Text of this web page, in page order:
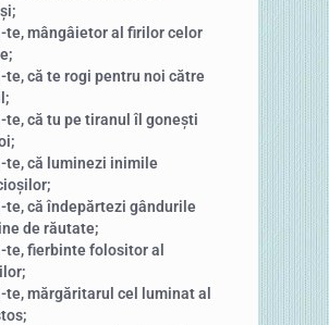
te, mângâietor al firilor celor
te, că te rogi pentru noi către
te, că tu pe tiranul îl gonești
te, că luminezi inimile
te, că îndepărtezi gândurile
de răutate;
te, fierbinte folositor al
te, mărgăritarul cel luminat al